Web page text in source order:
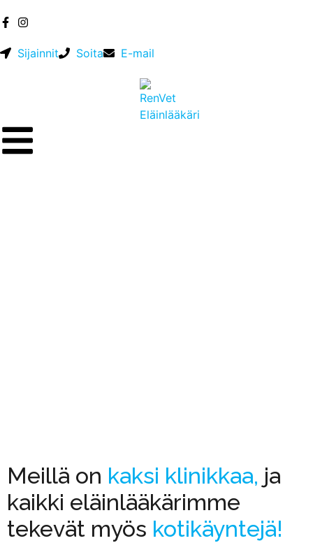
Sijainnit Soita E-mail
Meillä on kaksi klinikkaa, ja
kaikki eläinlääkärimme
tekevät myös kotikäyntejä!